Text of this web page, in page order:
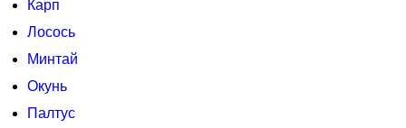
Карп
Лосось
Минтай
Окунь
Палтус